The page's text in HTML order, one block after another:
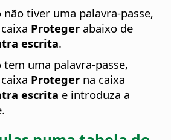
não tiver uma palavra-passe,
Proteger abaixo de
escrita.
tem uma palavra-passe,
Proteger na caixa
escrita e introduza a